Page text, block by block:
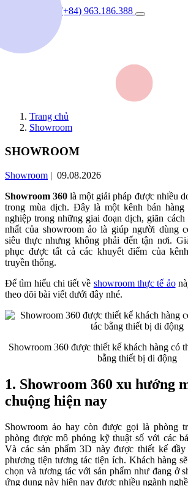
(+84) 963.186.388
Trang chủ
Showroom
SHOWROOM
Showroom | 09.08.2026
Showroom 360 là một giải pháp được nhiều
trong mùa dịch. Đây là một kênh bán hàng
nghiệp trong những giai đoạn dịch, giãn
nhất của showroom ảo là giúp người dùng
siêu thực nhưng không phải đến tận nơi.
phục được tất cả các khuyết điểm của
truyền thống.
Để tìm hiểu chi tiết về showroom thực tế ảo
theo dõi bài viết dưới đây nhé.
Showroom 360 được thiết kế khách hàng có
bằng thiết bị di động
1. Showroom 360 xu hướng
chuộng hiện nay
Showroom ảo hay còn được gọi là phòng
phòng được mô phỏng kỹ thuật số với các
Và các sản phẩm 3D này được thiết kế
phương tiện tương tác tiện ích. Khách hàng
chọn và tương tác với sản phẩm như đang ở
ứng dụng này hiện nay được nhiều ngành